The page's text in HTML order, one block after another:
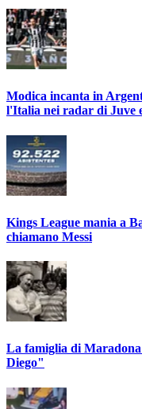
Modica incanta in
l'Italia nei radar di Juve
Kings League mania a
chiamano Messi
La famiglia di
Diego"